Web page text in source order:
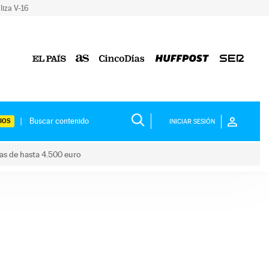
V-16
INICIAR SESIÓN
de hasta 4.500 euro